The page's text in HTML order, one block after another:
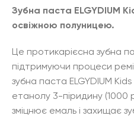
Зубна паста ELGYDIUM
освіжною полуницею.
Це протикарієсна зубна
підтримуючи процеси
зубна паста ELGYDIUM
етанолу 3-піридину (1000
зміцнює емаль і захищає